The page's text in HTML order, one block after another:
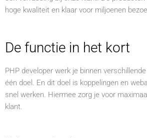
hoge kwaliteit en klaar voor miljoenen
De functie in het kort
PHP developer werk je binnen
één doel. En dit doel is koppelingen en
snel werken. Hiermee zorg je voor
klant.